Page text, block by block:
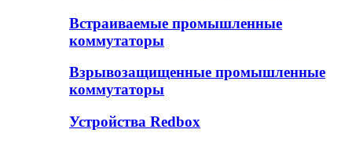
Встраиваемые промышленные
коммутаторы
Взрывозащищенные промышленные
коммутаторы
Устройства Redbox